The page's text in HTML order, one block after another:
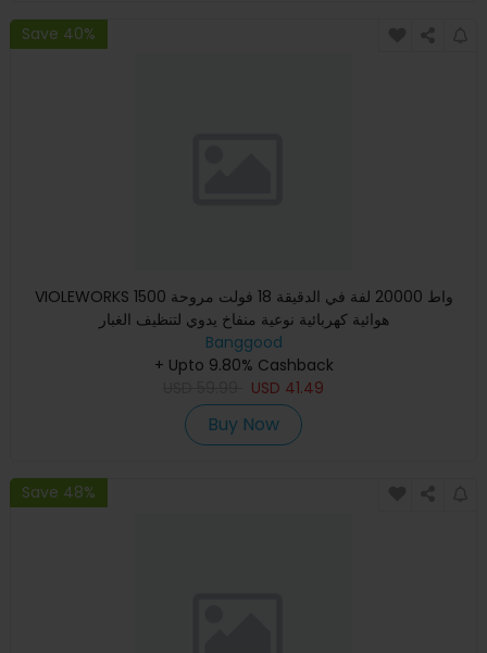
Save 40%
VIOLEWORKS 1500 واط 20000 لفة في الدقيقة 18 فولت مروحة
هوائية كهربائية نوعية منفاخ يدوي لتنظيف الغبار
Banggood
+ Upto 9.80% Cashback
USD 41.49
Buy Now
Save 48%